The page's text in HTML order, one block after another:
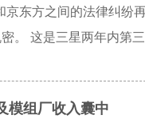
东方之间的法律纠纷
。 这是三星两年内第
中称，京东方通过挖
技术，用于成都8.6
愿看到京东方在这一
模组厂收入囊中